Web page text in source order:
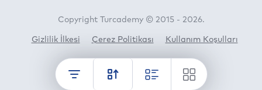
Copyright Turcademy © 2015 - 2026.
Gizlilik İlkesi Çerez Politikası Kullanım Koşulları
crafted by Horato